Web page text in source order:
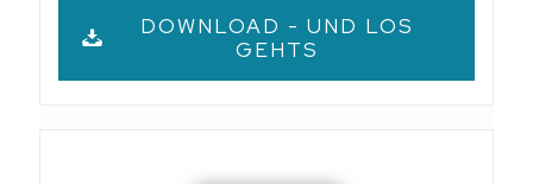
DOWNLOAD - UND LOS
GEHTS